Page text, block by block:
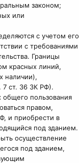
законом;
или
с учетом его
с требованиями
Границы
красных линий,
наличии),
7 ст. 36 ЗК РФ).
общего пользования
правом,
и приобрести в
под зданием.
осуществление
под зданием,